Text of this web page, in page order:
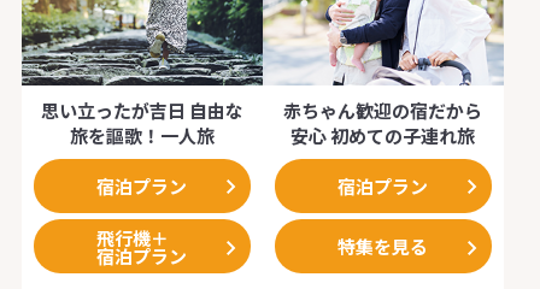
思い立ったが吉日 自由な
旅を謳歌！一人旅
宿泊プラン
飛行機＋
宿泊プラン
赤ちゃん歓迎の宿だから
安心 初めての子連れ旅
宿泊プラン
特集を見る